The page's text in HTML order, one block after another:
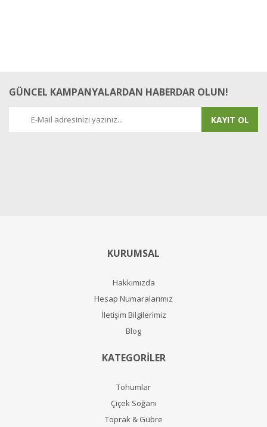
GÜNCEL KAMPANYALARDAN HABERDAR OLUN!
KAYIT OL
KURUMSAL
Hakkımızda
Hesap Numaralarımız
İletişim Bilgilerimiz
Blog
KATEGORİLER
Tohumlar
Çiçek Soğanı
Toprak & Gübre